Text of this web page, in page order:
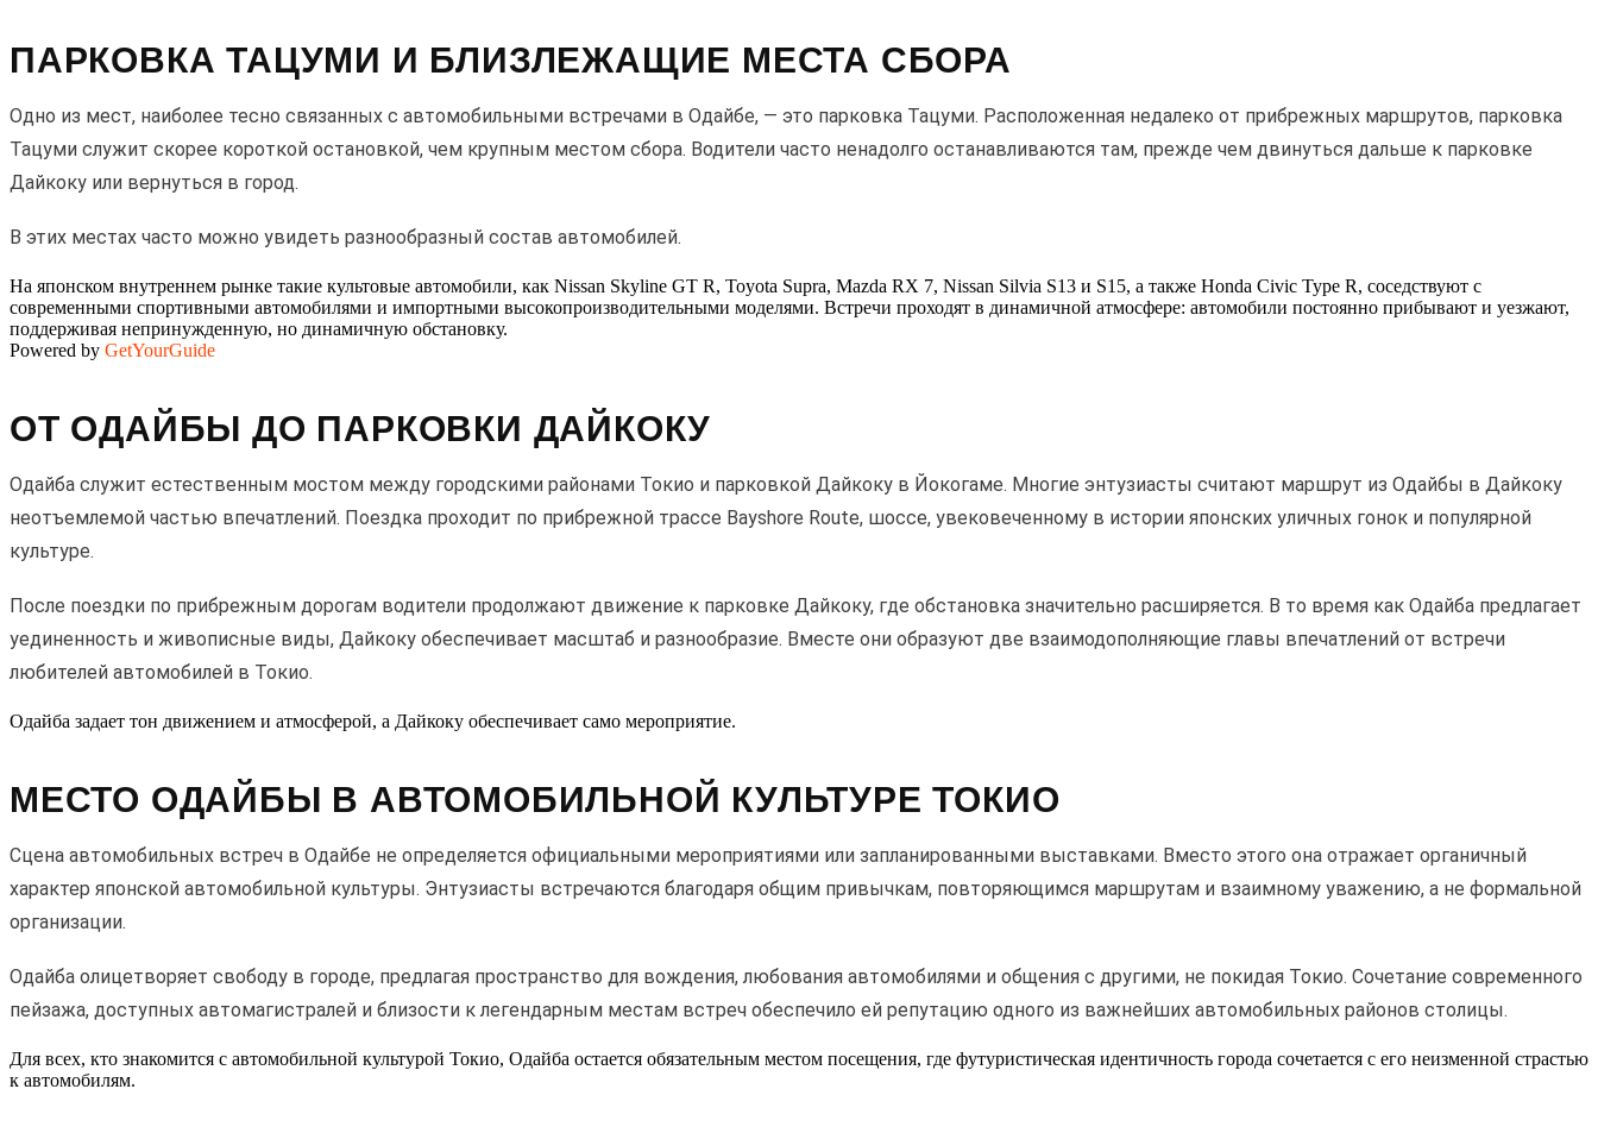
ПАРКОВКА ТАЦУМИ И БЛИЗЛЕЖАЩИЕ МЕСТА СБОРА
Одно из мест, наиболее тесно связанных с автомобильными встречами в Одайбе, — это парковка Тацуми. Расположенная недалеко от прибрежных маршрутов, парковка
Тацуми служит скорее короткой остановкой, чем крупным местом сбора. Водители часто ненадолго останавливаются там, прежде чем двинуться дальше к парковке
Дайкоку или вернуться в город.
В этих местах часто можно увидеть разнообразный состав автомобилей.
На японском внутреннем рынке такие культовые автомобили, как Nissan Skyline GT R, Toyota Supra, Mazda RX 7, Nissan Silvia S13 и S15, а также Honda Civic Type R, соседствуют с
современными спортивными автомобилями и импортными высокопроизводительными моделями. Встречи проходят в динамичной атмосфере: автомобили постоянно прибывают и уезжают,
поддерживая непринужденную, но динамичную обстановку.
Powered by GetYourGuide
ОТ ОДАЙБЫ ДО ПАРКОВКИ ДАЙКОКУ
Одайба служит естественным мостом между городскими районами Токио и парковкой Дайкоку в Йокогаме. Многие энтузиасты считают маршрут из Одайбы в Дайкоку
неотъемлемой частью впечатлений. Поездка проходит по прибрежной трассе Bayshore Route, шоссе, увековеченному в истории японских уличных гонок и популярной
культуре.
После поездки по прибрежным дорогам водители продолжают движение к парковке Дайкоку, где обстановка значительно расширяется. В то время как Одайба предлагает
уединенность и живописные виды, Дайкоку обеспечивает масштаб и разнообразие. Вместе они образуют две взаимодополняющие главы впечатлений от встречи
любителей автомобилей в Токио.
Одайба задает тон движением и атмосферой, а Дайкоку обеспечивает само мероприятие.
МЕСТО ОДАЙБЫ В АВТОМОБИЛЬНОЙ КУЛЬТУРЕ ТОКИО
Сцена автомобильных встреч в Одайбе не определяется официальными мероприятиями или запланированными выставками. Вместо этого она отражает органичный
характер японской автомобильной культуры. Энтузиасты встречаются благодаря общим привычкам, повторяющимся маршрутам и взаимному уважению, а не формальной
организации.
Одайба олицетворяет свободу в городе, предлагая пространство для вождения, любования автомобилями и общения с другими, не покидая Токио. Сочетание современного
пейзажа, доступных автомагистралей и близости к легендарным местам встреч обеспечило ей репутацию одного из важнейших автомобильных районов столицы.
Для всех, кто знакомится с автомобильной культурой Токио, Одайба остается обязательным местом посещения, где футуристическая идентичность города сочетается с его неизменной страстью
к автомобилям.